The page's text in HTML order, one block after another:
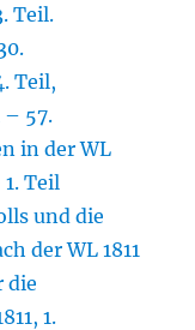
Teil.
Teil,
– 57.
in der WL
Teil
und die
der WL 1811
die
1.